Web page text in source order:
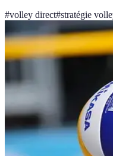
#volley direct#stratégie